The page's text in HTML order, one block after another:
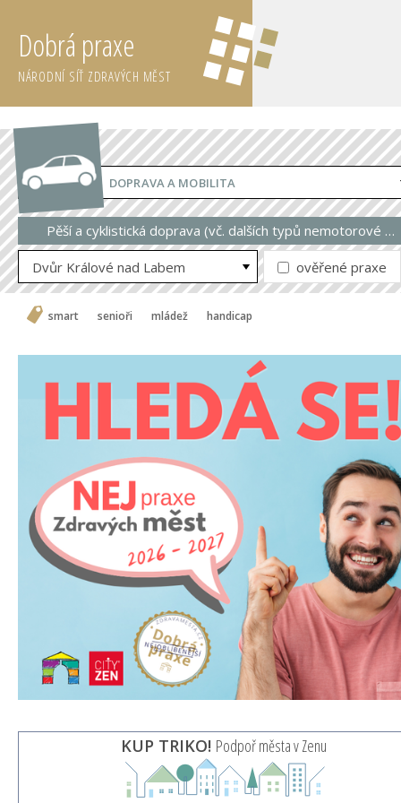
Dobrá praxe
NÁRODNÍ SÍŤ ZDRAVÝCH MĚST
DOPRAVA A MOBILITA
Pěší a cyklistická doprava (vč. dalších typů nemotorové dopravy)
Dvůr Králové nad Labem ověřené praxe
smart senioři mládež handicap
KUP TRIKO! Podpoř města v Zenu